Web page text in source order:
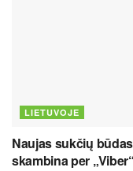
LIETUVOJE
Naujas sukčių
skambina per „Viber“